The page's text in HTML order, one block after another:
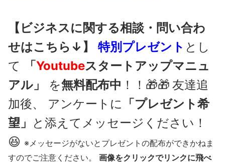
【ビジネスに関する相談・問い合わ
せはこちら↓】
特別プレゼント とし
て
「Youtubeスタートアップマニュ
アル」
を無料配布中 ！！🎁🎁 友達追
加後、 アンケートに 「プレゼント希
望」 と添えてメッセージください！
😆 ※メッセージがないとプレゼントの配布ができかねま
すのでご注意ください。 画像をクリックでリンクに飛べ